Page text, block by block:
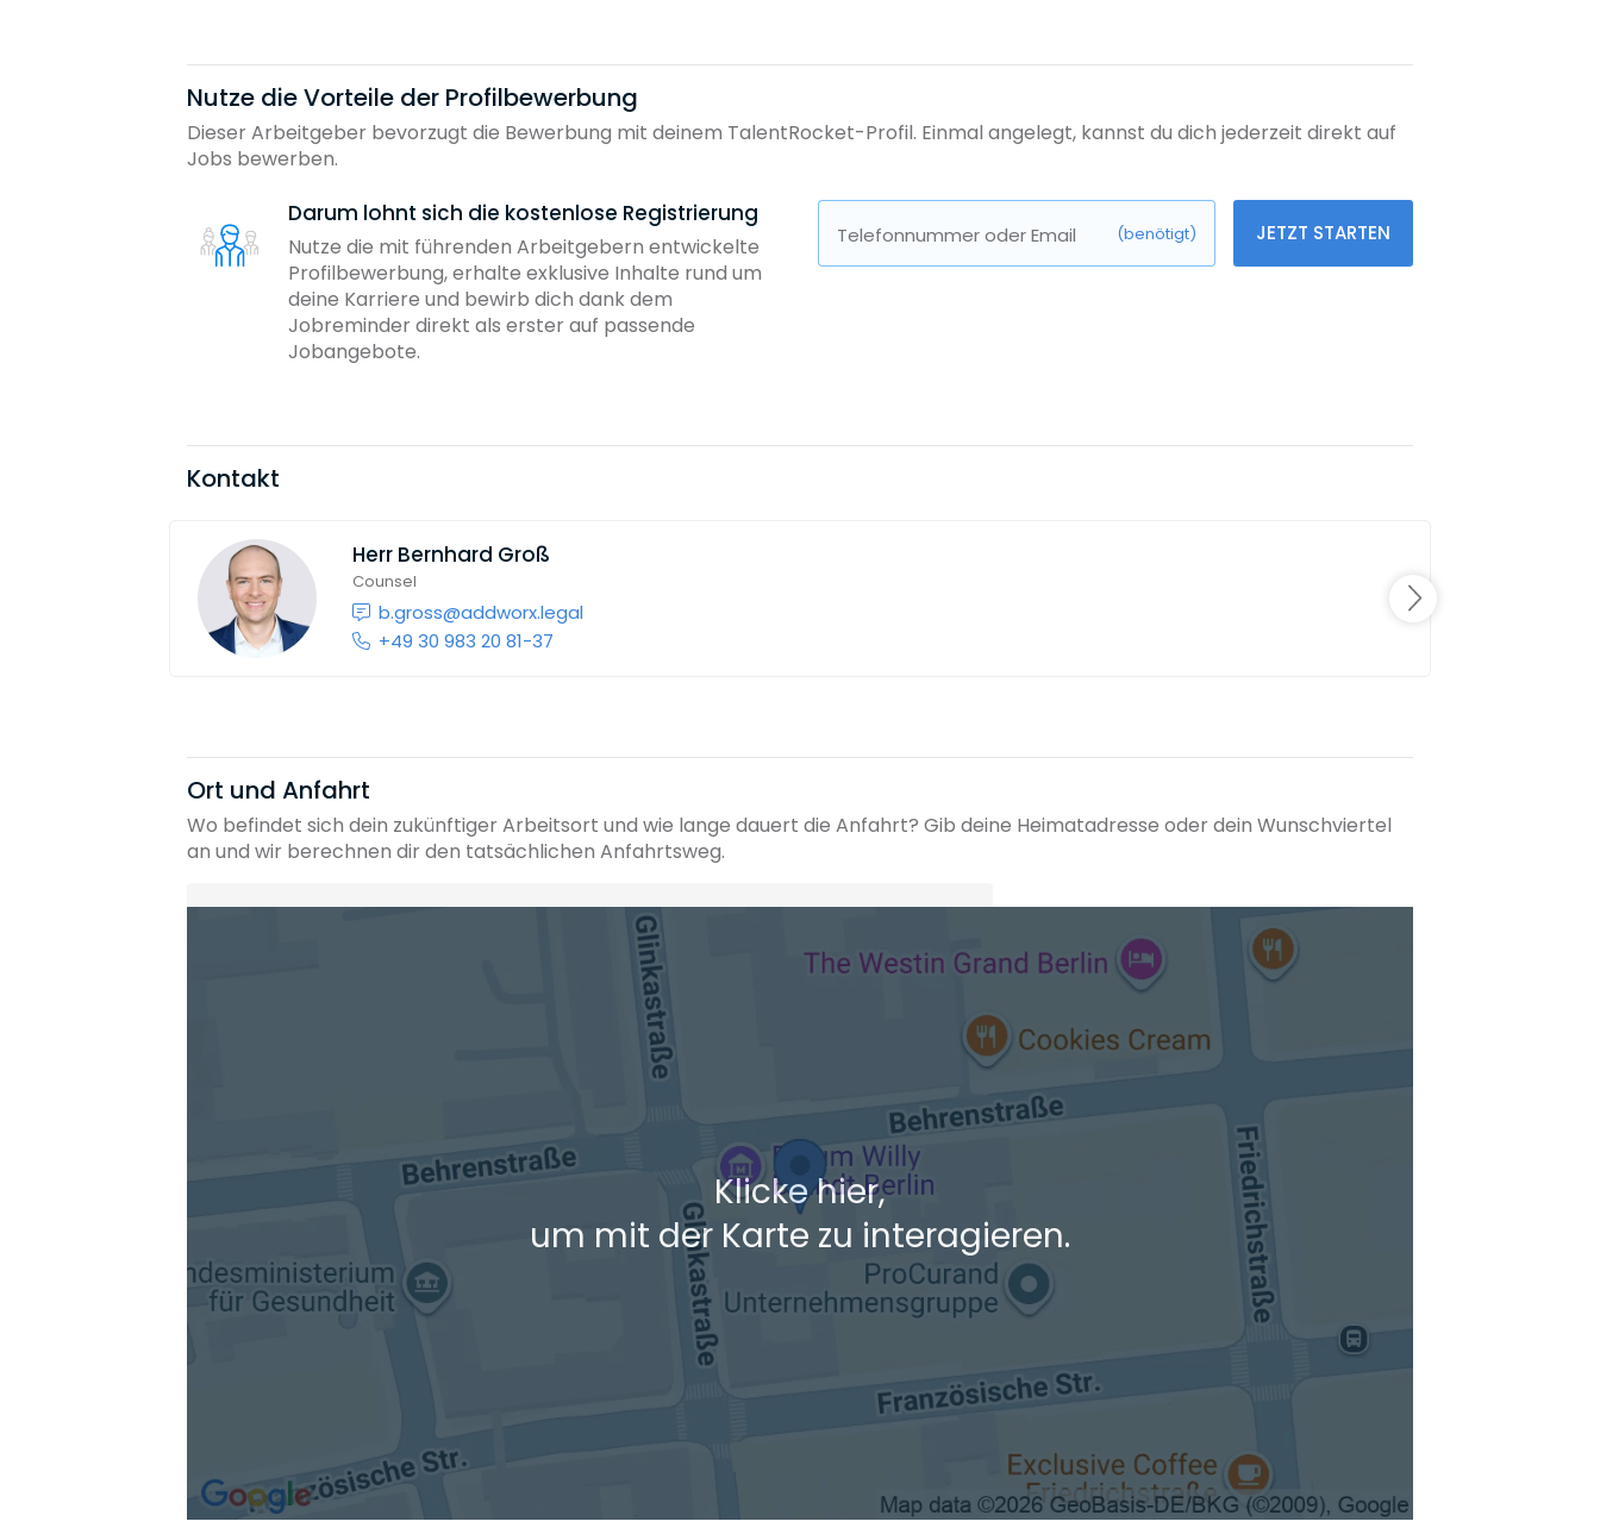
Nutze die Vorteile der Profilbewerbung
Dieser Arbeitgeber bevorzugt die Bewerbung mit deinem TalentRocket-Profil. Einmal angelegt, kannst du dich jederzeit direkt auf
Jobs bewerben.
Darum lohnt sich die kostenlose Registrierung
Nutze die mit führenden Arbeitgebern entwickelte
Profilbewerbung, erhalte exklusive Inhalte rund um
deine Karriere und bewirb dich dank dem
Jobreminder direkt als erster auf passende
Jobangebote.
Telefonnummer oder Email (benötigt) JETZT STARTEN
Kontakt
Herr Bernhard Groß
Counsel
b.gross@addworx.legal
+49 30 983 20 81-37
Ort und Anfahrt
Wo befindet sich dein zukünftiger Arbeitsort und wie lange dauert die Anfahrt? Gib deine Heimatadresse oder dein Wunschviertel
an und wir berechnen dir den tatsächlichen Anfahrtsweg.
Heimatadresse oder Wunschort
+ Aktuellen Standort hinzufügen
Die berechneten Anreisezeiten basieren auf den Verkehrsdaten eines typischen Dienstag morgens um 8:30.
Klicke hier,
um mit der Karte zu interagieren.